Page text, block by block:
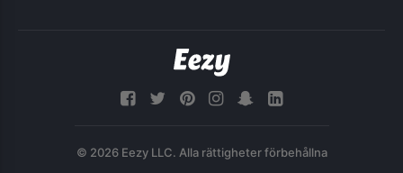
© 2026 Eezy LLC. Alla rättigheter förbehållna